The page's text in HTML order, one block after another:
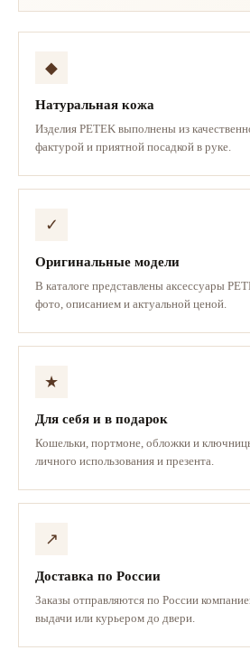
◆
Натуральная кожа
Изделия PETEK выполнены из
фактурой и приятной посадкой в руке.
✓
Оригинальные модели
В каталоге представлены аксессуары
фото, описанием и актуальной ценой.
★
Для себя и в подарок
Кошельки, портмоне, обложки и
личного использования и презента.
↗
Доставка по России
Заказы отправляются по России
выдачи или курьером до двери.